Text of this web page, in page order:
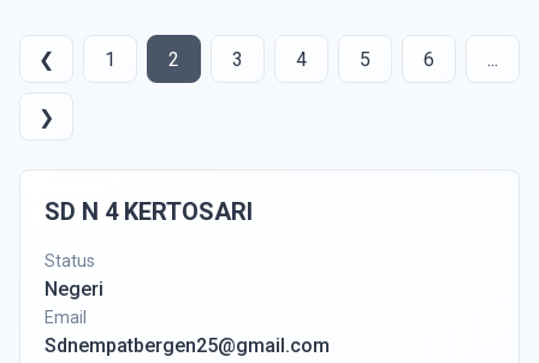
❮ 1 2 3 4 5 6 ...
❯
SD N 4 KERTOSARI
Status
Negeri
Email
Sdnempatbergen25@gmail.com